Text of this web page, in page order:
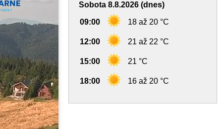
Sobota 8.8.2026 (dnes)
09:00 18 až 20 °C
12:00 21 až 22 °C
15:00 21 °C
18:00 16 až 20 °C